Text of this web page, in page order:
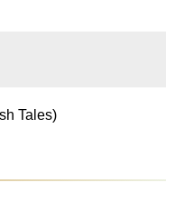
Tales)